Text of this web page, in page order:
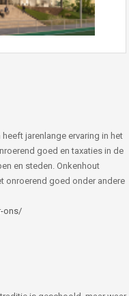
jarenlange ervaring in het
goed en taxaties in de
en steden. Onkenhout
onroerend goed onder andere
ons/